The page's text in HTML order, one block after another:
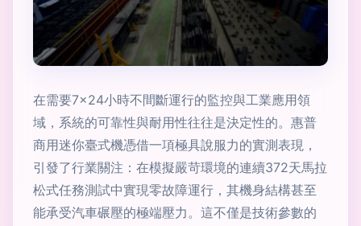
在需要7×24小時不間斷運行的監控與工業應用領
域，系統的可靠性與耐用性往往是決定性的。惠普
商用迷你臺式機憑借一項極具說服力的實測表現，
引發了行業關注：在模擬嚴苛環境的連續372天馬拉
松式任務測試中實現零故障運行，其機身結構甚至
能承受汽車碾壓的極端壓力。這不僅是技術參數的